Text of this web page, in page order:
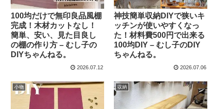
100均だけで無印良品風棚
完成！木材カットなし！
簡単、安い、見た目良し
の棚の作り方 – むし子の
DIYちゃんねる。
2026.07.12
神技簡単収納DIYで狭いキ
ッチンが使いやすくなっ
た！材料費500円で出来る
100均DIY – むし子のDIY
ちゃんねる。
2026.07.06
小物 収納